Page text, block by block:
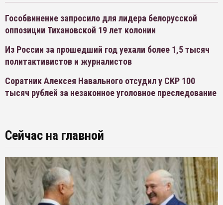
Гособвинение запросило для лидера белорусской
оппозиции Тихановской 19 лет колонии
Из России за прошедший год уехали более 1,5 тысяч
политактивистов и журналистов
Соратник Алексея Навального отсудил у СКР 100
тысяч рублей за незаконное уголовное преследование
Сейчас на главной